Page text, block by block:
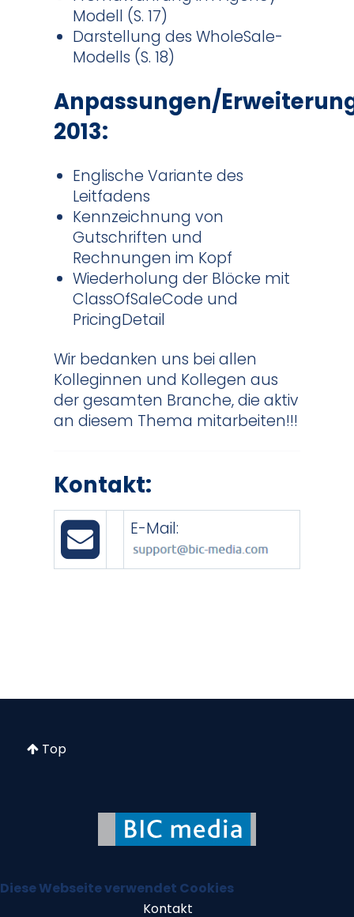
Modell (S. 17)
Darstellung des WholeSale-
Modells (S. 18)
Anpassungen/
2013:
Englische Variante des
Leitfadens
Kennzeichnung von
Gutschriften und
Rechnungen im Kopf
Wiederholung der Blöcke mit
ClassOfSaleCode und
PricingDetail
Wir bedanken uns bei allen
Kolleginnen und Kollegen aus
der gesamten Branche, die aktiv
an diesem Thema mitarbeiten!!!
Kontakt:
E-Mail:
Top
Kontakt
Diese Webseite verwendet Cookies